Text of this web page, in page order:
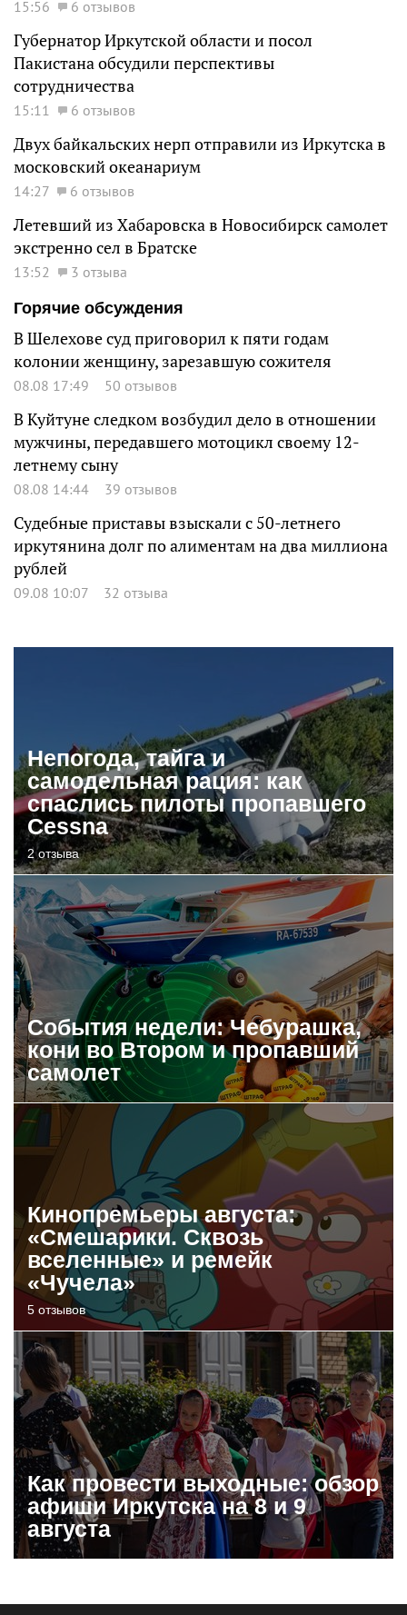
15:56 6 отзывов
Губернатор Иркутской области и посол
Пакистана обсудили перспективы
сотрудничества
15:11 6 отзывов
Двух байкальских нерп отправили из Иркутска в
московский океанариум
14:27 6 отзывов
Летевший из Хабаровска в Новосибирск самолет
экстренно сел в Братске
13:52
3 отзыва
Горячие обсуждения
В Шелехове суд приговорил к пяти годам
колонии женщину, зарезавшую сожителя
08.08 17:49 50 отзывов
В Куйтуне следком возбудил дело в отношении
мужчины, передавшего мотоцикл своему 12-
летнему сыну
08.08 14:44 39 отзывов
Судебные приставы взыскали с 50-летнего
иркутянина долг по алиментам на два миллиона
рублей
09.08 10:07 32 отзыва
Непогода, тайга и
самодельная рация: как
спаслись пилоты пропавшего
Cessna
2 отзыва
События недели: Чебурашка,
кони во Втором и пропавший
самолет
Кинопремьеры августа:
«Смешарики. Сквозь
вселенные» и ремейк
«Чучела»
5 отзывов
Как провести выходные: обзор
афиши Иркутска на 8 и 9
августа